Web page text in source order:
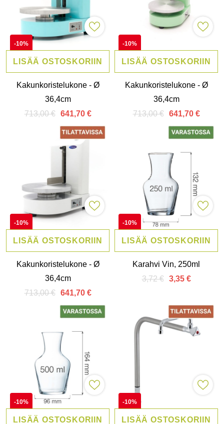
LISÄÄ OSTOSKORIIN
-10%
Kakunkoristelukone - Ø
36,4cm
713,00 €
641,70 €
LISÄÄ OSTOSKORIIN
-10%
Kakunkoristelukone - Ø
36,4cm
713,00 €
641,70 €
LISÄÄ OSTOSKORIIN
-10%
Kakunkoristelukone - Ø
36,4cm
713,00 €
641,70 €
LISÄÄ OSTOSKORIIN
-10%
Karahvi Vin, 250ml
3,72 €
3,35 €
LISÄÄ OSTOSKORIIN
-10%
LISÄÄ OSTOSKORIIN
-10%